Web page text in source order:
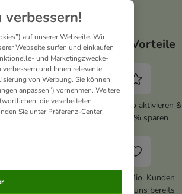
Deine Vorteile
zooplus Abo aktivieren &
immer 5% sparen
Über 10 Mio. Kunden
vertrauen uns bereits
auf unserer Webseite. Wir
Webseite surfen und einkaufen
und Marketingzwecke-
und Ihnen relevante
von Werbung. Sie können
anpassen”) vornehmen. Weitere
die verarbeiteten
Sie unter Präferenz-Center